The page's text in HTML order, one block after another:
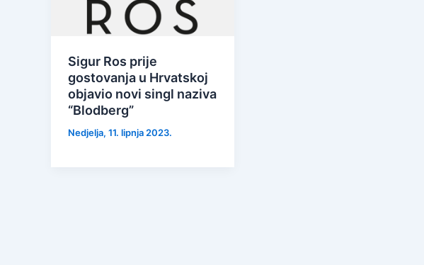
Sigur Ros prije
gostovanja u Hrvatskoj
objavio novi singl naziva
“Blodberg”
Nedjelja, 11. lipnja 2023.